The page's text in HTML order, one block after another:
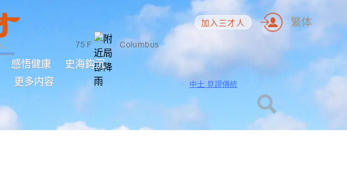
75 F Columbus
感悟健康
史海鈎沉
更多内容
加入三才人 繁体
中土 見證傳統